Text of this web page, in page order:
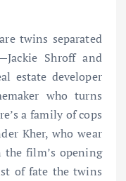
twins separated
Shroff and
estate developer
who turns
a family of cops
Kher, who wear
film’s opening
of fate the twins